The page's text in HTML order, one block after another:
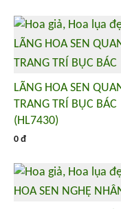
LÃNG HOA SEN
TRANG TRÍ BỤC BÁC
(HL7430)
0 đ